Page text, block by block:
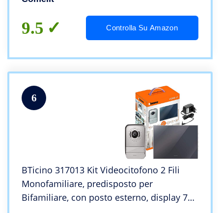
9.5 Controlla Su Amazon
6
BTicino 317013 Kit Videocitofono 2 Fili
Monofamiliare, predisposto per
Bifamiliare, con posto esterno, display 7